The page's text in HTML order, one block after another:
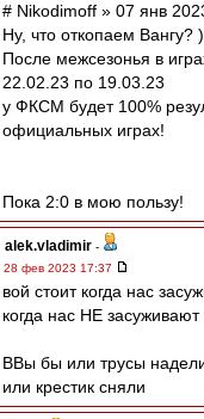
# Nikodimoff » 07 янв
Ну, что откопаем Вангу?
После межсезонья в
22.02.23 по 19.03.23
у ФКСМ будет 100%
официальных играх!
Пока 2:0 в мою пользу!
alek.vladimir -
28 фев 2023 17:37
вой стоит когда нас
когда нас НЕ засуживают
ВВы бы или трусы
или крестик сняли